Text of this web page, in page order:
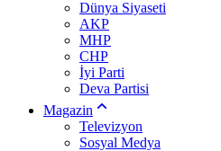
Dünya Siyaseti
AKP
MHP
CHP
İyi Parti
Deva Partisi
Magazin
Televizyon
Sosyal Medya